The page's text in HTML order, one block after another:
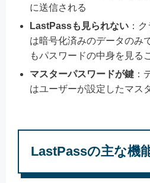
に送信される
LastPassも見られない ：
は暗号化済みのデータのみ
もパスワードの中身を見る
マスターパスワードが鍵 ：
はユーザーが設定したマス
LastPassの主な機